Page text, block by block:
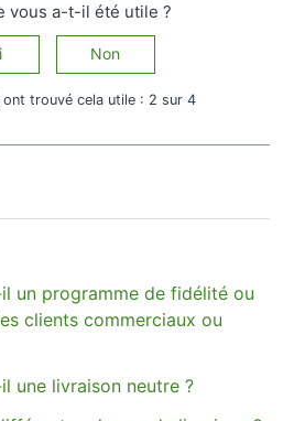
vous a-t-il été utile ?
Non
trouvé cela utile : 2 sur 4
un programme de fidélité ou
clients commerciaux ou
une livraison neutre ?